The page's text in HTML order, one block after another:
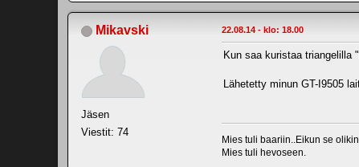
Mikavski
Jäsen
Viestit: 74
22.08.14 - klo: 18.00
Kun saa kuristaa triangelilla
Lähetetty minun GT-I9505
Mies tuli baariin..Eikun se
Mies tuli hevoseen.